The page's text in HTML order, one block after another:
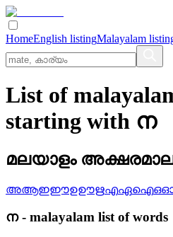
HomeEnglish listingMalayalam
List of
starting with ന
മലയാളം
അആഇഈഉഊഋഎഏഐഒ
ന- malayalam list of words